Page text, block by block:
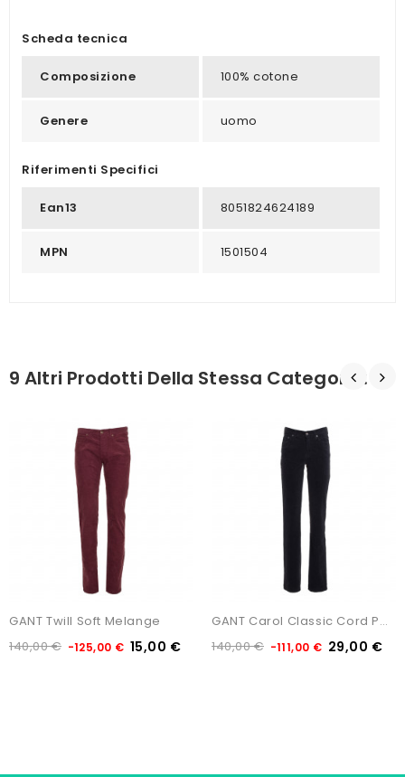
Scheda tecnica
Composizione 100% cotone
Genere uomo
Riferimenti Specifici
Ean13 8051824624189
MPN 1501504
9 Altri Prodotti Della Stessa Categoria:
GANT Twill Soft Melange
140,00 € -125,00 € 15,00 €
GANT Carol Classic Cord Pants
140,00 € -111,00 € 29,00 €